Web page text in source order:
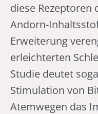
diese
Andorn-
Erweiterung
erleichterten
Studie deutet
Stimulation von
Atemwegen das